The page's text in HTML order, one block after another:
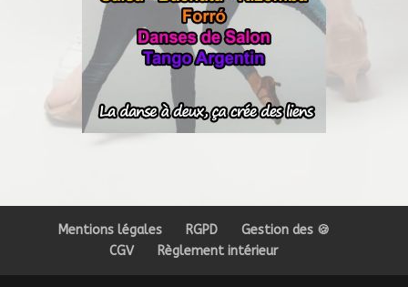
Mentions légales RGPD
Gestion des 🍪
CGV
Règlement intérieur